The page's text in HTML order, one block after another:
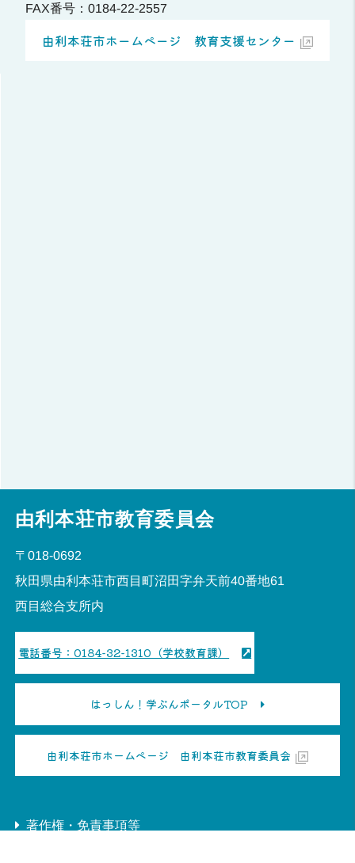
FAX番号：0184-22-2557
由利本荘市ホームページ 教育支援センター
由利本荘市教育委員会
〒018-0692
秋田県由利本荘市西目町沼田字弁天前40番地61
西目総合支所内
電話番号：0184-32-1310（学校教育課）
はっしん！学ぶんポータルTOP
由利本荘市ホームページ 由利本荘市教育委員会
著作権・免責事項等